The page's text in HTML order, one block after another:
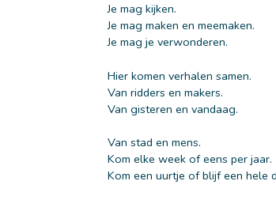
Je mag kijken.
Je mag maken en meemaken.
Je mag je verwonderen.
Hier komen verhalen samen.
Van ridders en makers.
Van gisteren en vandaag.
Van stad en mens.
Kom elke week of eens per jaar.
Kom een uurtje of blijf een hele